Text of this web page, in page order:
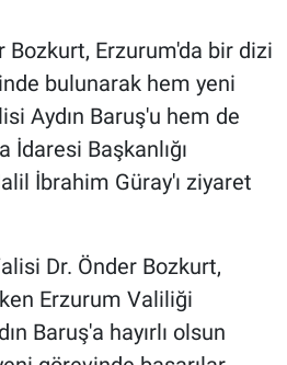
Bozkurt, Erzurum'da bir dizi
bulunarak hem yeni
Aydın Baruş'u hem de
İdaresi Başkanlığı
İbrahim Güray'ı ziyaret
Dr. Önder Bozkurt,
Erzurum Valiliği
Baruş'a hayırlı olsun